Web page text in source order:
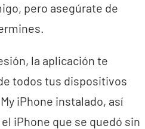
pero asegúrate de
la aplicación te
todos tus dispositivos
iPhone instalado, así
iPhone que se quedó sin